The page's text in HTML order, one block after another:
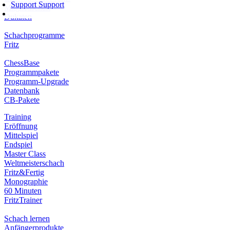
Support Support
Mitgliedschaft
Dukaten
Schachprogramme
Fritz
ChessBase
Programmpakete
Programm-Upgrade
Datenbank
CB-Pakete
Training
Eröffnung
Mittelspiel
Endspiel
Master Class
Weltmeisterschach
Fritz&Fertig
Monographie
60 Minuten
FritzTrainer
Schach lernen
Anfängerprodukte